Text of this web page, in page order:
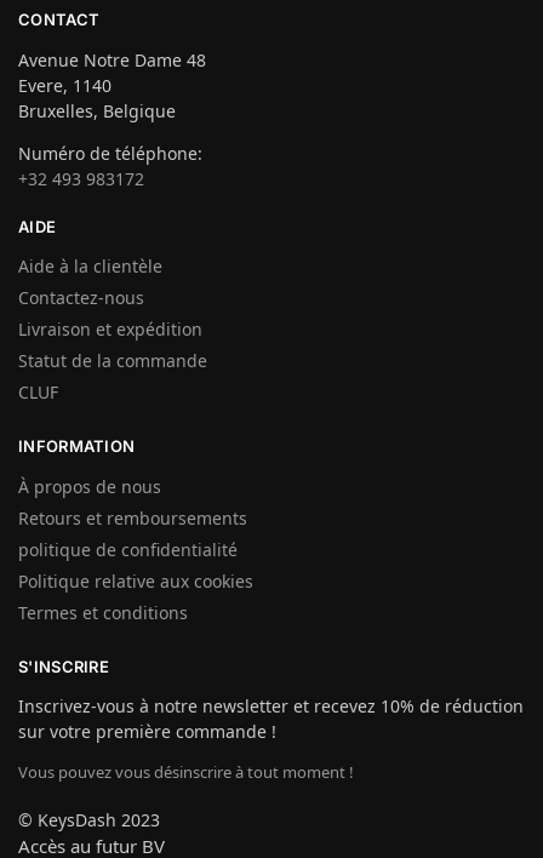
CONTACT
Avenue Notre Dame 48
Evere, 1140
Bruxelles, Belgique
Numéro de téléphone:
+32 493 983172
AIDE
Aide à la clientèle
Contactez-nous
Livraison et expédition
Statut de la commande
CLUF
INFORMATION
À propos de nous
Retours et remboursements
politique de confidentialité
Politique relative aux cookies
Termes et conditions
S'INSCRIRE
Inscrivez-vous à notre newsletter et recevez 10% de réduction
sur votre première commande !
Vous pouvez vous désinscrire à tout moment !
© KeysDash 2023
Accès au futur BV